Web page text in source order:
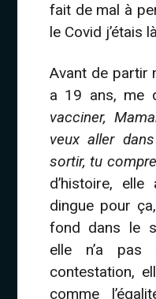
fait de mal à
le Covid j’étais
Avant de partir
a 19 ans, me
vacciner,
veux aller
sortir, tu
d’histoire,
dingue pour
fond dans le
elle n’a pas
contestation,
comme